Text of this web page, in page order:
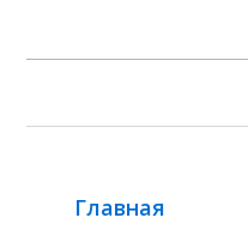
Главная